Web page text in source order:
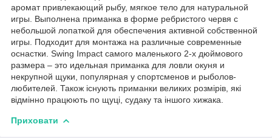
аромат привлекающий рыбу, мягкое тело для натуральной
игры. Выполнена приманка в форме ребристого червя с
небольшой лопаткой для обеспечения активной собственной
игры. Подходит для монтажа на различные современные
оснастки. Swing Impact самого маленького 2-х дюймового
размера – это идельная приманка для ловли окуня и
некрупной щуки, популярная у спортсменов и рыболов-
любителей. Також існують приманки великих розмірів, які
відмінно працюють по щуці, судаку та іншого хижака.
Приховати